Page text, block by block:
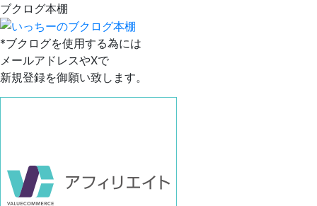
ブクログ本棚
*ブクログを使用する為には
メールアドレスやXで
新規登録を御願い致します。